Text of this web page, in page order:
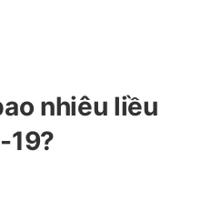
nhiêu liều
19?